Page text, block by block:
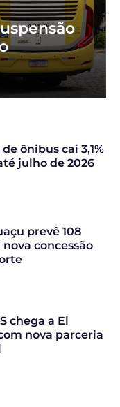
ônibus cai 3,1%
julho de 2026
prevê 108
concessão
chega a El
nova parceria